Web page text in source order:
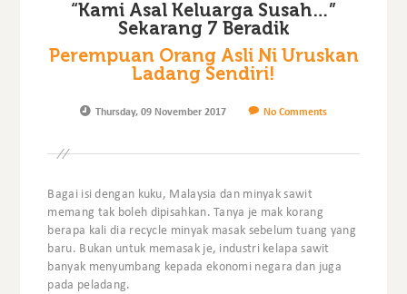
“Kami Asal Keluarga Susah…”
Sekarang 7 Beradik
Perempuan Orang Asli Ni Uruskan
Ladang Sendiri!
Thursday, 09 November 2017 No Comments
Bagai isi dengan kuku, Malaysia dan minyak sawit
memang tak boleh dipisahkan. Tanya je mak korang
berapa kali dia recycle minyak masak sebelum tuang yang
baru. Bukan untuk memasak je, industri kelapa sawit
banyak menyumbang kepada ekonomi negara dan juga
pada peladang.